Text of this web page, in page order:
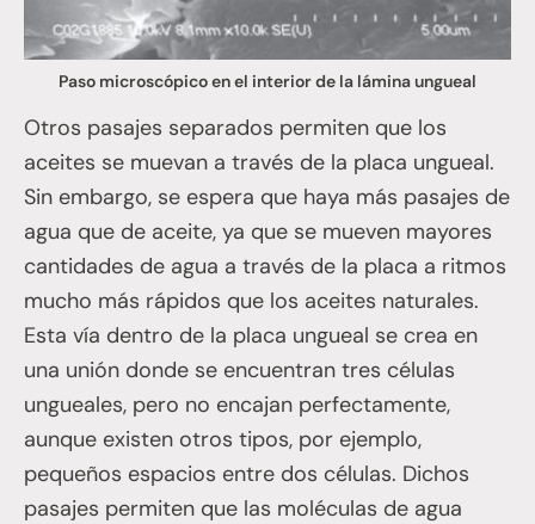
Paso microscópico en el interior de la lámina ungueal
Otros pasajes separados permiten que los
aceites se muevan a través de la placa ungueal.
Sin embargo, se espera que haya más pasajes de
agua que de aceite, ya que se mueven mayores
cantidades de agua a través de la placa a ritmos
mucho más rápidos que los aceites naturales.
Esta vía dentro de la placa ungueal se crea en
una unión donde se encuentran tres células
ungueales, pero no encajan perfectamente,
aunque existen otros tipos, por ejemplo,
pequeños espacios entre dos células. Dichos
pasajes permiten que las moléculas de agua